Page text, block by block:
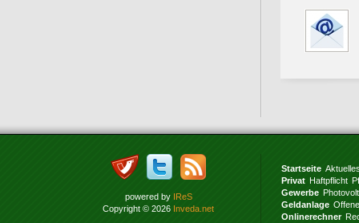
powered by IReS
Copyright © 2026 Inveda.net
Startseite
Privat Haftpflicht
Gewerbe
Geldanlage
Onlinerechner